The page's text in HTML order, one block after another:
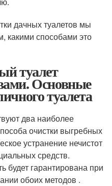
дачных туалетов мы
какими способами это
туалет
Основные
туалета
два наиболее
очистки выгребных
устранение нечистот
средств.
будет гарантирована при
обоих методов .